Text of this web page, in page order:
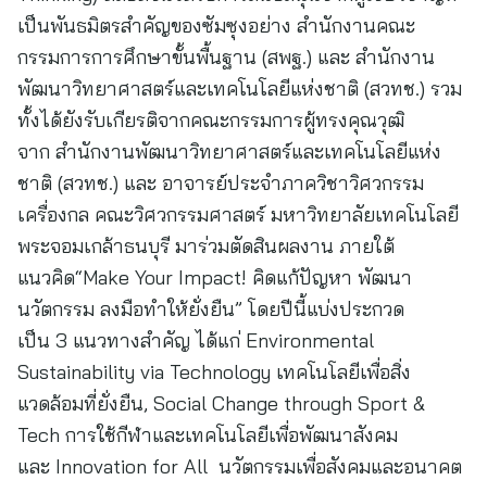
เป็นพันธมิตรสำคัญของซัมซุงอย่าง สำนักงานคณะ
กรรมการการศึกษาขั้นพื้นฐาน (สพฐ.) และ สำนักงาน
พัฒนาวิทยาศาสตร์และเทคโนโลยีแห่งชาติ (สวทช.) รวม
ทั้งได้ยังรับเกียรติจากคณะกรรมการผู้ทรงคุณวุฒิ
จาก สำนักงานพัฒนาวิทยาศาสตร์และเทคโนโลยีแห่ง
ชาติ (สวทช.) และ อาจารย์ประจำภาควิชาวิศวกรรม
เครื่องกล คณะวิศวกรรมศาสตร์ มหาวิทยาลัยเทคโนโลยี
พระจอมเกล้าธนบุรี มาร่วมตัดสินผลงาน ภายใต้
แนวคิด“Make Your Impact! คิดแก้ปัญหา พัฒนา
นวัตกรรม ลงมือทำให้ยั่งยืน” โดยปีนี้แบ่งประกวด
เป็น 3 แนวทางสำคัญ ได้แก่ Environmental
Sustainability via Technology เทคโนโลยีเพื่อสิ่ง
แวดล้อมที่ยั่งยืน, Social Change through Sport &
Tech การใช้กีฬาและเทคโนโลยีเพื่อพัฒนาสังคม
และ Innovation for All นวัตกรรมเพื่อสังคมและอนาคต